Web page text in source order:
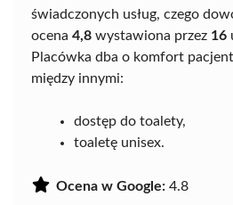
świadczonych usług, czego
ocena 4,8 wystawiona przez 16
Placówka dba o komfort
między innymi:
dostęp do toalety,
toaletę unisex.
Ocena w Google: 4.8